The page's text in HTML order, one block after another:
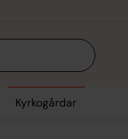
Kyrkogårdar